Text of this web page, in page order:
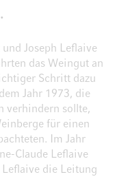
Joseph Leflaive
das Weingut an
Schritt dazu
Jahr 1973, die
verhindern sollte,
für einen
Im Jahr
Claude Leflaive
die Leitung